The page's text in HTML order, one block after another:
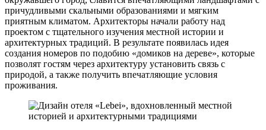
причудливыми скальными образованиями и мягким
приятным климатом. Архитекторы начали работу над
проектом с тщательного изучения местной истории и
архитектурных традиций. В результате появилась идея
создания номеров по подобию «домиков на дереве», которые
позволят гостям через архитектуру установить связь с
природой, а также получить впечатляющие условия
проживания.